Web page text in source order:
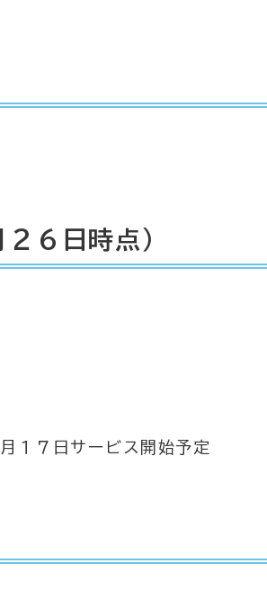
６日時点）
１７日サービス開始予定